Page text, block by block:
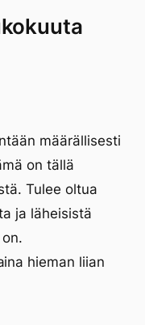
määrällisesti
on tällä
Tulee oltua
ja läheisistä
hieman liian